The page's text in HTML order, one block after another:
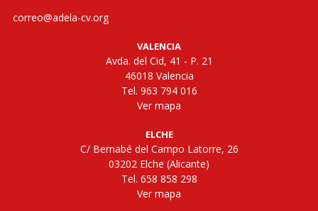
correo@adela-cv.org
VALENCIA
Avda. del Cid, 41 - P. 21
46018 Valencia
Tel. 963 794 016
Ver mapa
ELCHE
C/ Bernabé del Campo Latorre, 26
03202 Elche (Alicante)
Tel. 658 858 298
Ver mapa